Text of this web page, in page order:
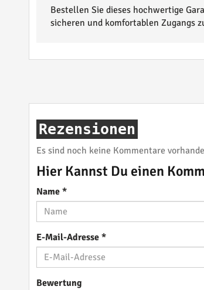
Bestellen Sie dieses hochwertige
sicheren und komfortablen Zugangs
Rezensionen
Es sind noch keine Kommentare
Hier Kannst Du einen
Name *
E-Mail-Adresse *
Bewertung